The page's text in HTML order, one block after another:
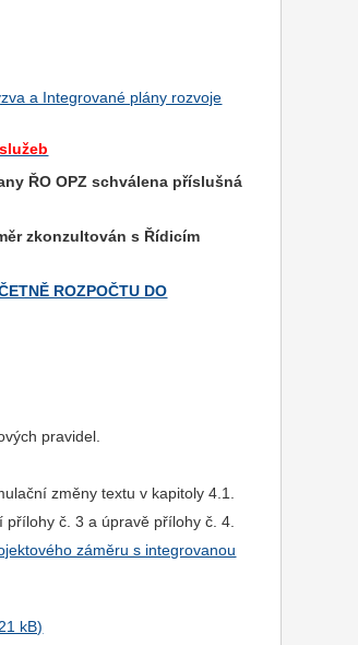
a Integrované plány rozvoje
ŘOOPZ schválena příslušná
zkonzultován s Řídicím
ROZPOČTU DO
pravidel.
změny textu v kapitoly 4.1.
přílohy č. 3 a úpravě přílohy č. 4.
záměru s integrovanou